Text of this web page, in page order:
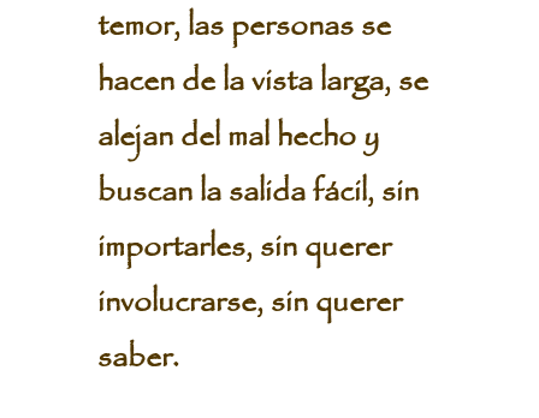
temor, las personas se
hacen de la vista larga, se
alejan del mal hecho y
buscan la salida fácil, sin
importarles, sin querer
involucrarse, sin querer
saber.